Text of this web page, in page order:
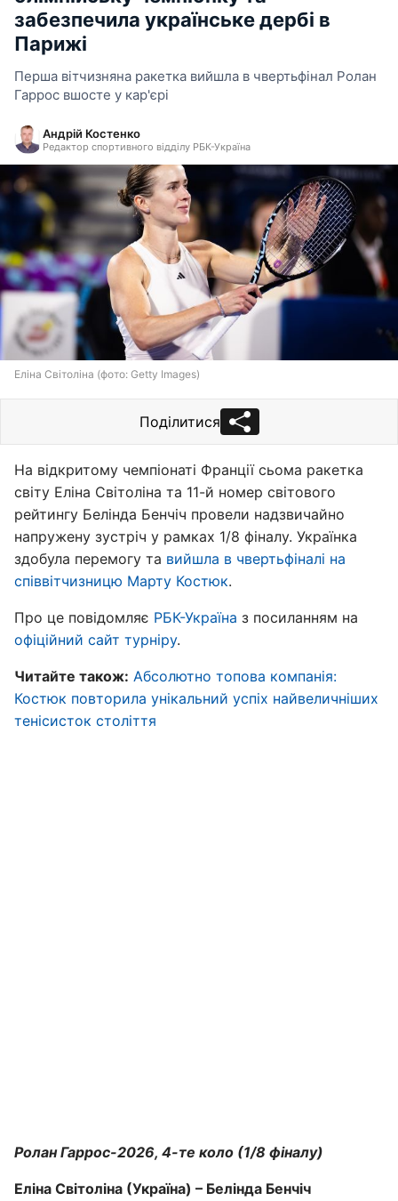
забезпечила українське дербі в
Парижі
Перша вітчизняна ракетка вийшла в чвертьфінал Ролан
Гаррос вшосте у кар'єрі
Андрій Костенко
Редактор спортивного відділу РБК-Україна
Еліна Світоліна (фото: Getty Images)
Поділитися
На відкритому чемпіонаті Франції сьома ракетка
світу Еліна Світоліна та 11-й номер світового
рейтингу Белінда Бенчіч провели надзвичайно
напружену зустріч у рамках 1/8 фіналу. Українка
здобула перемогу та вийшла в чвертьфіналі на
співвітчизницю Марту Костюк.
Про це повідомляє РБК-Україна з посиланням на
офіційний сайт турніру.
Читайте також: Абсолютно топова компанія:
Костюк повторила унікальний успіх найвеличніших
тенісисток століття
Ролан Гаррос-2026, 4-те коло (1/8 фіналу)
Еліна Світоліна (Україна) – Белінда Бенчіч